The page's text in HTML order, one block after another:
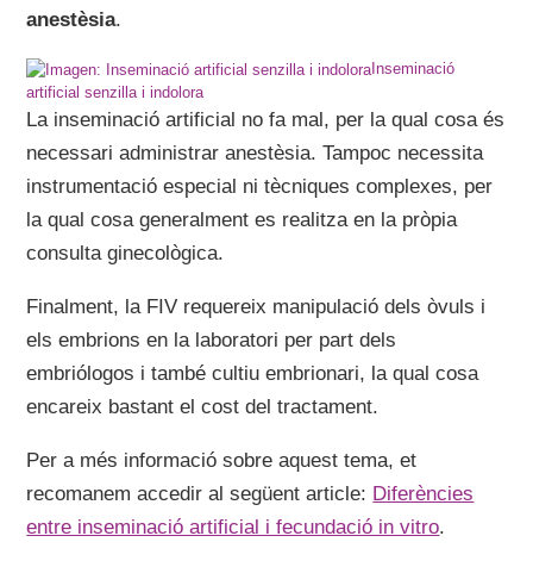
anestèsia.
Inseminació
artificial senzilla i indolora
La inseminació artificial no fa mal, per la qual cosa és
necessari administrar anestèsia. Tampoc necessita
instrumentació especial ni tècniques complexes, per
la qual cosa generalment es realitza en la pròpia
consulta ginecològica.
Finalment, la FIV requereix manipulació dels òvuls i
els embrions en la laboratori per part dels
embriólogos i també cultiu embrionari, la qual cosa
encareix bastant el cost del tractament.
Per a més informació sobre aquest tema, et
recomanem accedir al següent article: Diferències
entre inseminació artificial i fecundació in vitro.